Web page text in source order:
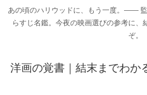
あの頃のハリウッドに、もう一度。――
らすじ名鑑。今夜の映画選びの参考に、
ぞ。
洋画の覚書｜結末までわか